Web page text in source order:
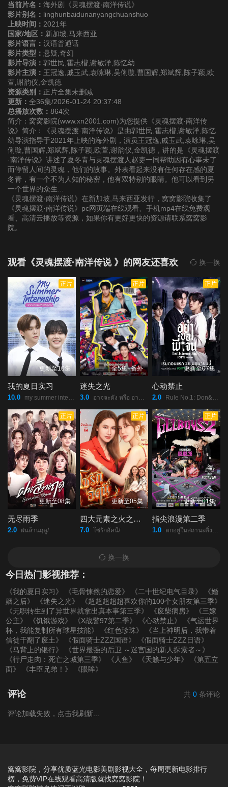
第10集 第11集
第13集
第16集 第17集 第18集
第19集
第22集 第23集 第24集
第25集 第26集 第27集
第28集 第29集 第30集
第31集 第32集 第33集
当前片名： 海外剧《灵魂摆渡·南洋传说》
影片别名： linghunbaidunanyangchuanshuo
上映时间： 2021年
国家/地区： 新加坡,马来西亚
影片语言： 汉语普通话
影片类型： 悬疑,奇幻
影片导演： 郭世民,霍志楷,谢敏洋,陈忆幼
影片主演： 王冠逸,戚玉武,袁咏琳,吴俐璇,曹国辉,郑斌辉,陈子颖,欧
萱,谢韵仪,金凯德
资源类别： 正片全集未删减
更新： 全36集/2026-01-24 20:37:48
总播放次数： 864次
简介：窝窝影院(www.xn2001.com)为您提供《灵魂摆渡·南洋传
说》简介：《灵魂摆渡·南洋传说》是由郭世民,霍志楷,谢敏洋,陈忆
幼导演指导于2021年上映的海外剧，演员王冠逸,戚玉武,袁咏琳,吴
俐璇,曹国辉,郑斌辉,陈子颖,欧萱,谢韵仪,金凯德，讲的是《灵魂摆渡
·南洋传说》讲述了夏冬青与灵魂摆渡人赵吏一同帮助因有心事未了
而停留人间的灵魂，他们的故事。外表看起来没有任何存在感的夏
冬青，有一个不为人知的秘密，他有双特别的眼睛。他可以看到另
一个世界的众生...
《灵魂摆渡·南洋传说》在新加坡,马来西亚发行，窝窝影院收集了
《灵魂摆渡·南洋传说》pc网页端在线观看、手机mp4在线免费观
看、高清云播放等资源，如果你有更好更快的资源请联系窝窝影
院。
观看《灵魂摆渡·南洋传说 》的网友还喜欢 换一换
正片
更新至10集
我的夏日实习
10.0 my summer internship/
正片
全5集+番外
迷失之光
3.0 อาจจะดัง หรือ อาจจะยัง/
正片
更新至07集
心动禁止
2.0 Rule No.1: Don&#039;t Be Too Emotional/
正片
更新至08集
无尽雨季
2.0 ฝนล้านฤดู/
正片
更新至05集
四大元素之火之爱链
7.0 โซ่รักอัคนี/
正片
更新至01集
指尖浪漫第二季
1.0 ตกอยู่ในสถานะติ่งแฟน/
换一换
今日热门影视推荐：
《我的夏日实习》 《毛骨悚然的恋爱》 《二十世纪电气目录》
《婚
姻之后》
《迷失之光》
《超超超超超喜欢你的100个女朋友第三季》
《无职转生到了异世界就拿出真本事第三季》
《废柴病房》
《三嫁
公主》
《饥饿游戏》 《X战警97第二季》 《心动禁止》
《气运世界
杯，我能复制所有球星技能》
《红色珍珠》
《当上神明后，我带着
信徒干翻了废土》
《假面骑士ZZZ国语》
《假面骑士ZZZ日语》
《马背上的银行》
《世界最强的后卫 ～迷宫国的新人探索者～》
《行尸走肉：死亡之城第三季》
《人鱼》 《天籁与少年》
《第五立
面》
《丰臣兄弟！》 《眼眸》
评论 共 0 条评论
评论加载失败，点击我刷新...
窝窝影院，分享优质蓝光电影美剧影视大全，每周更新电影排行
榜，免费VIP在线观看高清版就找窝窝影院！